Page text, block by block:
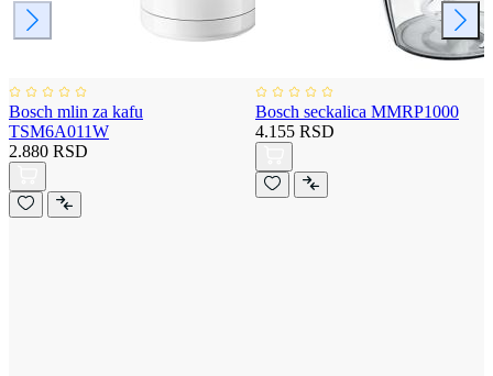
Bosch mlin za kafu
TSM6A011W
2.880 RSD
Bosch seckalica MMRP1000
4.155 RSD